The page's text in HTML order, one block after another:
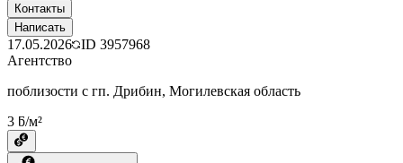
Контакты
Написать
17.05.2026 ID 3957968
Агентство
поблизости с гп. Дрибин, Могилевская область
3 ƃ/м²